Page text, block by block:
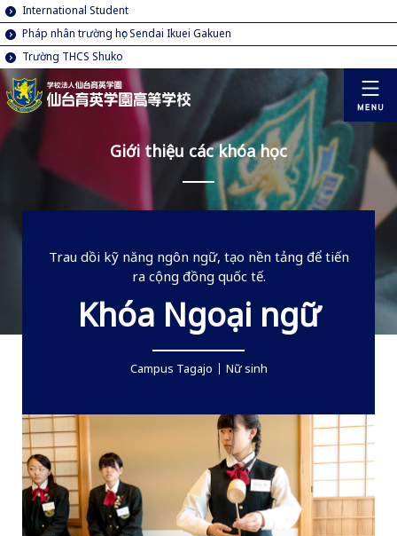
International Student
Pháp nhân trường học Sendai Ikuei Gakuen
Trường THCS Shuko
Giới thiệu các khóa học
Trau dồi kỹ năng ngôn ngữ, tạo nền tảng để tiến
ra cộng đồng quốc tế.
Khóa Ngoại ngữ
Campus Tagajo Nữ sinh